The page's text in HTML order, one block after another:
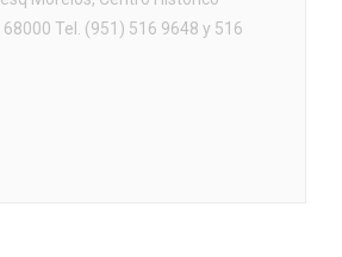
68000 Tel. (951) 516 9648 y 516